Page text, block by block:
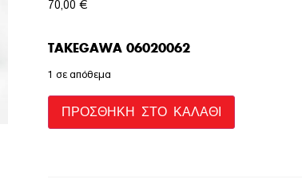
70,00 €
TAKEGAWA 06020062
1 σε απόθεμα
ΠΡΟΣΘΉΚΗ ΣΤΟ ΚΑΛΆΘΙ